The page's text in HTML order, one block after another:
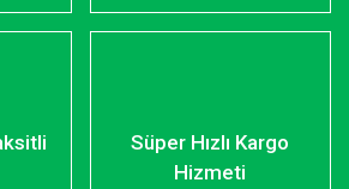
Süper Hızlı Kargo
Hizmeti